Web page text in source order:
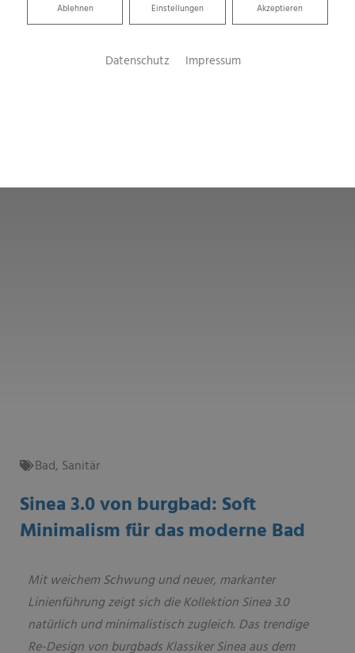
Bad, Sanitär
Sinea 3.0 von burgbad: Soft
Minimalism für das moderne Bad
Mit weichem Schwung und neuer, markanter
Linienführung zeigt sich die Kollektion Sinea 3.0
natürlich und minimalistisch zugleich. Das trendige
Re-Design von burgbads Klassiker Sinea aus dem
Akzeptieren
Einstellungen
Ablehnen
Ablehnen
Datenschutz Impressum